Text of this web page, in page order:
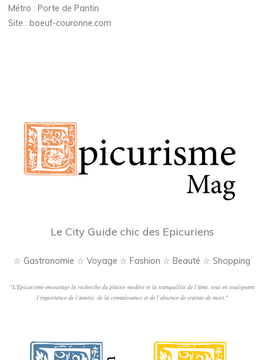
Métro : Porte de Pantin
Site : boeuf-couronne.com
Le City Guide chic des Epicuriens
☆ Gastronomie ☆ Voyage ☆ Fashion ☆ Beauté ☆ Shopping
"L'Epicurisme encourage la recherche du plaisir modéré et la tranquillité de l’âme, tout en soulignant
l’importance de l’amitié, de la connaissance et de l’absence de crainte de mort."